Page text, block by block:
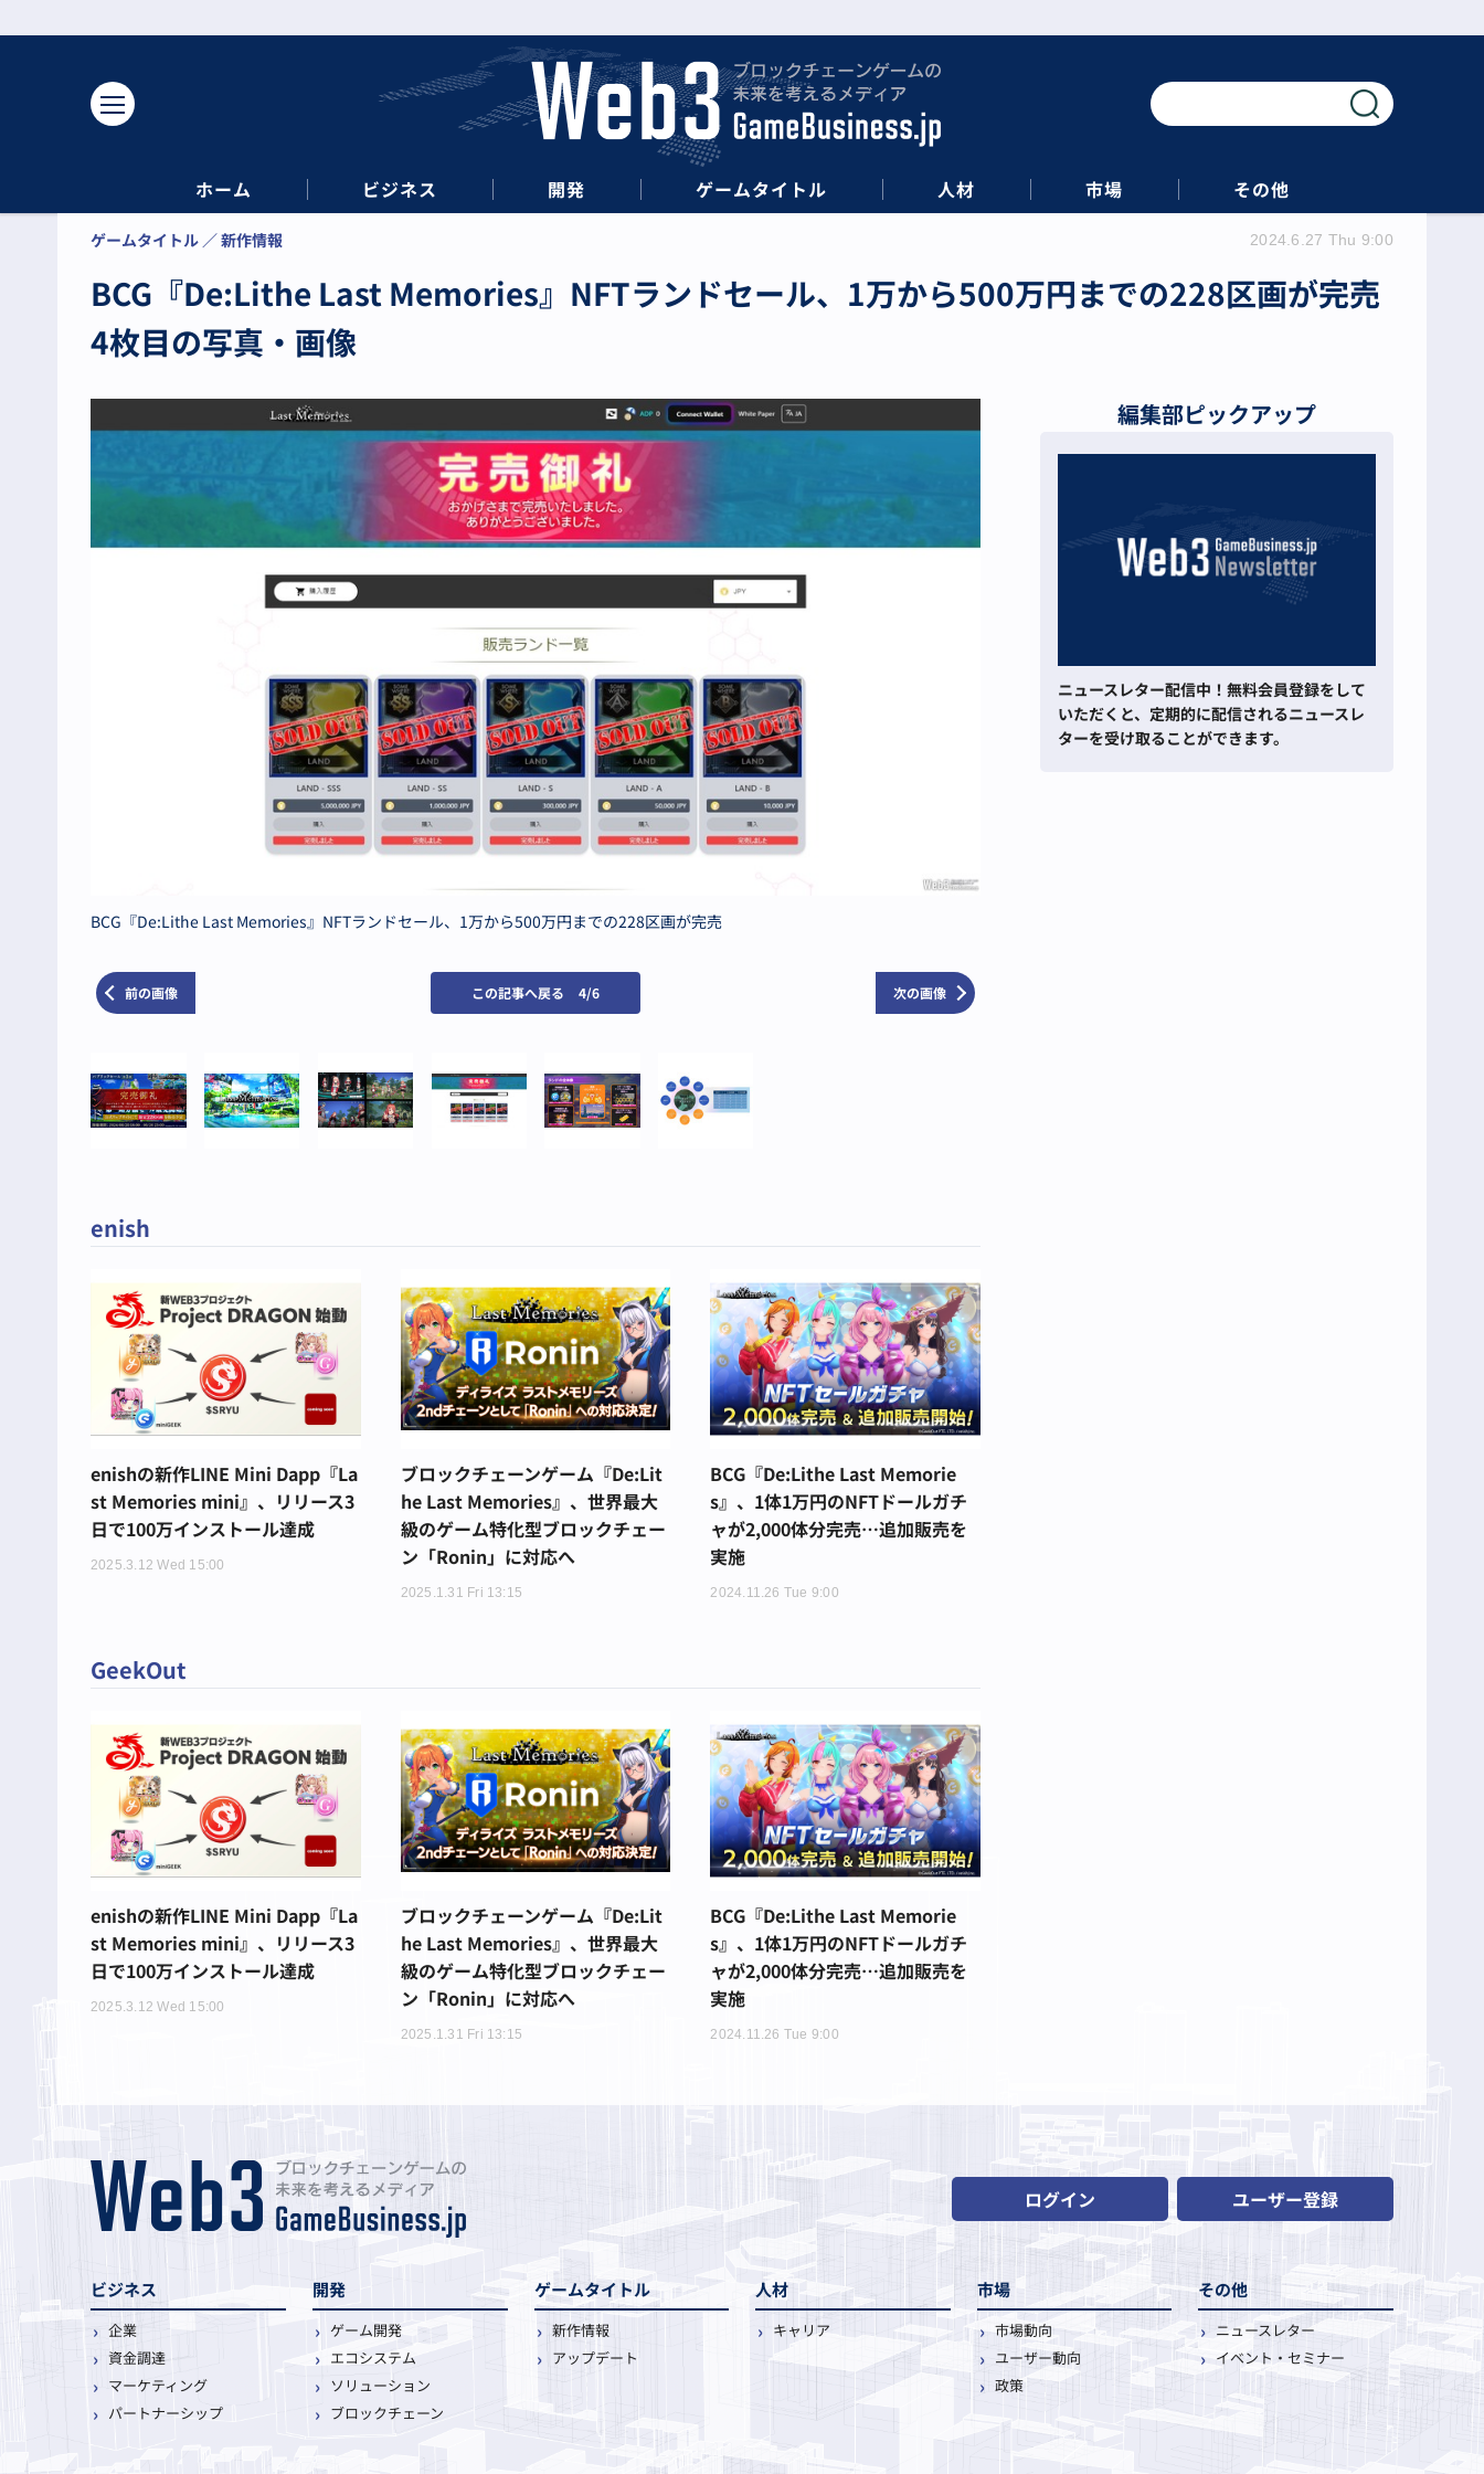
ホーム ビジネス 開発 ゲームタイトル 人材 市場 その他
BCG『De:Lithe Last Memories』NFTランドセール、1万から500万円までの228区画が完売
4枚目の写真・画像
ゲームタイトル 新作情報 2024.6.27 Thu 9:00
BCG『De:Lithe Last Memories』NFTランドセール、1万から500万円までの228区画が完売
前の画像 次の画像
この記事へ戻る 4/6
enish
enishの新作LINE Mini Dapp『La
st Memories mini』、リリース3
日で100万インストール達成
2025.3.12 Wed 15:00
ブロックチェーンゲーム『De:Lit
he Last Memories』、世界最大
級のゲーム特化型ブロックチェー
ン「Ronin」に対応へ
2025.1.31 Fri 13:15
BCG『De:Lithe Last Memorie
s』、1体1万円のNFTドールガチ
ャが2,000体分完売…追加販売を
実施
2024.11.26 Tue 9:00
GeekOut
enishの新作LINE Mini Dapp『La
st Memories mini』、リリース3
日で100万インストール達成
2025.3.12 Wed 15:00
ブロックチェーンゲーム『De:Lit
he Last Memories』、世界最大
級のゲーム特化型ブロックチェー
ン「Ronin」に対応へ
2025.1.31 Fri 13:15
BCG『De:Lithe Last Memorie
s』、1体1万円のNFTドールガチ
ャが2,000体分完売…追加販売を
実施
2024.11.26 Tue 9:00
編集部ピックアップ
ニュースレター配信中！無料会員登録をして
いただくと、定期的に配信されるニュースレ
ターを受け取ることができます。
ログイン ユーザー登録
ビジネス
企業
資金調達
マーケティング
パートナーシップ
開発
ゲーム開発
エコシステム
ソリューション
ブロックチェーン
ゲームタイトル
新作情報
アップデート
人材
キャリア
市場
市場動向
ユーザー動向
政策
その他
ニュースレター
イベント・セミナー